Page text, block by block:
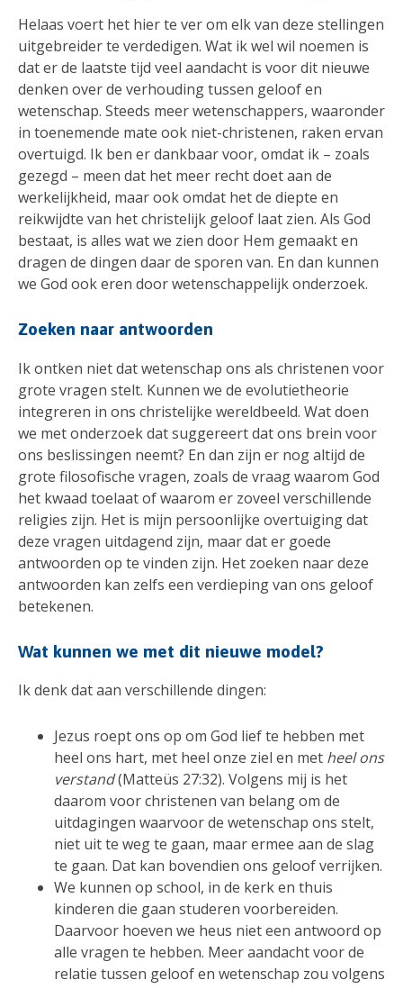
Helaas voert het hier te ver om elk van deze stellingen
uitgebreider te verdedigen. Wat ik wel wil noemen is
dat er de laatste tijd veel aandacht is voor dit nieuwe
denken over de verhouding tussen geloof en
wetenschap. Steeds meer wetenschappers, waaronder
in toenemende mate ook niet-christenen, raken ervan
overtuigd. Ik ben er dankbaar voor, omdat ik – zoals
gezegd – meen dat het meer recht doet aan de
werkelijkheid, maar ook omdat het de diepte en
reikwijdte van het christelijk geloof laat zien. Als God
bestaat, is alles wat we zien door Hem gemaakt en
dragen de dingen daar de sporen van. En dan kunnen
we God ook eren door wetenschappelijk onderzoek.
Zoeken naar antwoorden
Ik ontken niet dat wetenschap ons als christenen voor
grote vragen stelt. Kunnen we de evolutietheorie
integreren in ons christelijke wereldbeeld. Wat doen
we met onderzoek dat suggereert dat ons brein voor
ons beslissingen neemt? En dan zijn er nog altijd de
grote filosofische vragen, zoals de vraag waarom God
het kwaad toelaat of waarom er zoveel verschillende
religies zijn. Het is mijn persoonlijke overtuiging dat
deze vragen uitdagend zijn, maar dat er goede
antwoorden op te vinden zijn. Het zoeken naar deze
antwoorden kan zelfs een verdieping van ons geloof
betekenen.
Wat kunnen we met dit nieuwe model?
Ik denk dat aan verschillende dingen:
Jezus roept ons op om God lief te hebben met
heel ons hart, met heel onze ziel en met heel ons
verstand(Matteüs 27:32). Volgens mij is het
daarom voor christenen van belang om de
uitdagingen waarvoor de wetenschap ons stelt,
niet uit te weg te gaan, maar ermee aan de slag
te gaan. Dat kan bovendien ons geloof verrijken.
We kunnen op school, in de kerk en thuis
kinderen die gaan studeren voorbereiden.
Daarvoor hoeven we heus niet een antwoord op
alle vragen te hebben. Meer aandacht voor de
relatie tussen geloof en wetenschap zou volgens